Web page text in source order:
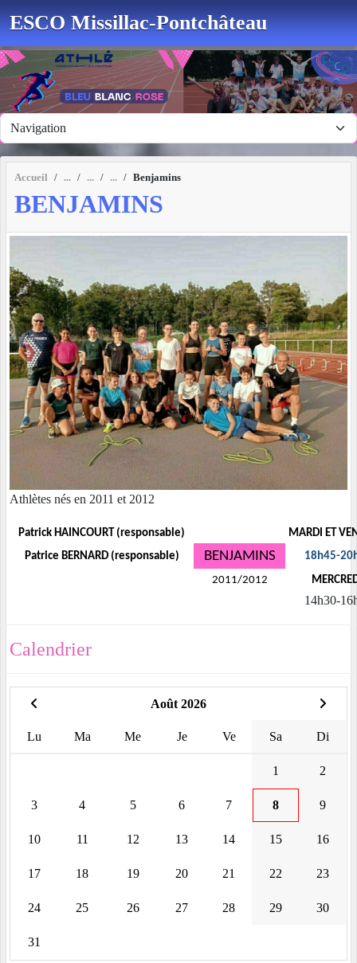
ESCO Missillac-Pontchâteau
Accueil Benjamins
BENJAMINS
Athlètes nés en 2011 et 2012
Patrick HAINCOURT (responsable)
MARDI ET
Patrice BERNARD (responsable)
BENJAMINS
18h45-
2011/2012
14h30-
Calendrier
Août 2026
Lu Ma Me Je Ve Sa Di
1 2
3 4 5 6 7 8 9
10 11 12 13 14 15 16
17 18 19 20 21 22 23
24 25 26 27 28 29 30
31